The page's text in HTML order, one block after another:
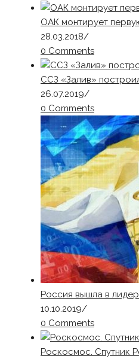
ОАК монтирует
28.03.2018/
0 Comments
ССЗ «Залив»
26.07.2019/
0 Comments
Россия вышла в
10.10.2019/
0 Comments
Роскосмос. Спутник